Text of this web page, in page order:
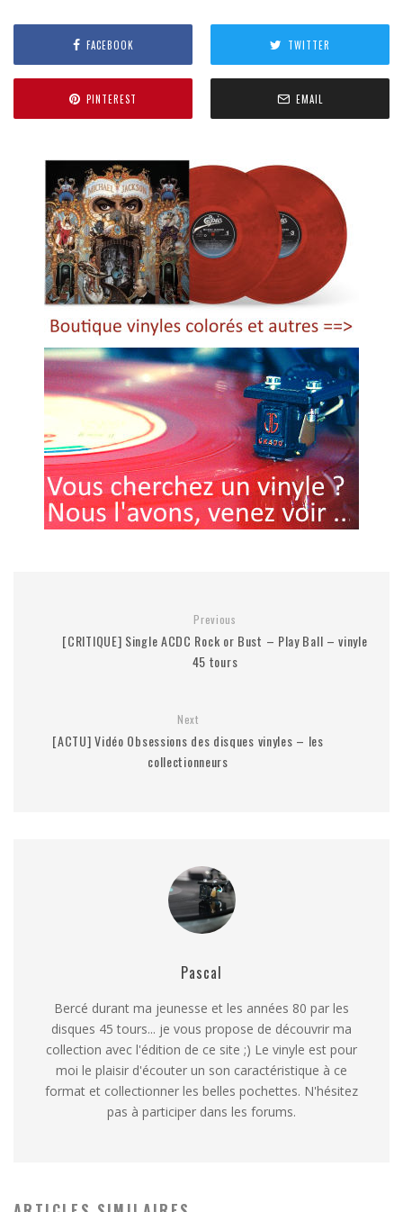
FACEBOOK TWITTER
PINTEREST EMAIL
Previous
[CRITIQUE] Single ACDC Rock or Bust – Play Ball – vinyle
45 tours
Next
[ACTU] Vidéo Obsessions des disques vinyles – les
collectionneurs
Pascal
Bercé durant ma jeunesse et les années 80 par les
disques 45 tours... je vous propose de découvrir ma
collection avec l'édition de ce site ;) Le vinyle est pour
moi le plaisir d'écouter un son caractéristique à ce
format et collectionner les belles pochettes. N'hésitez
pas à participer dans les forums.